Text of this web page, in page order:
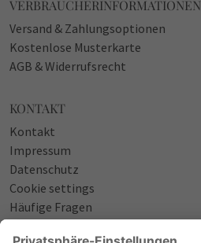
VERBRAUCHERINFORMATIONEN
Versand & Zahlungsoptionen
Kostenlose Musterkarte
AGB & Widerrufsrecht
KONTAKT
Kontakt
Impressum
Datenschutz
Cookie settings
Häufige Fragen